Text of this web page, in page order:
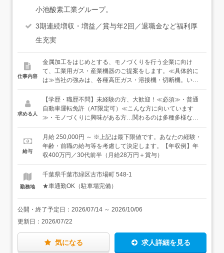
小池酸素工業グループ。
3期連続増収・増益／賞与年2回／退職金など福利厚
生充実
仕事内容
金属加工をはじめとする、モノづくりを行う企業に向け
て、工業用ガス・産業機器のご提案をします。≪具体的に
は≫当社の強みは、各種高圧ガス・溶接機・切断機。いず
れも金属を切る・曲げる・溶接する際に必要となるもので
す。扱う製品は、切断機において業界トップクラスのシェ
アを誇る「小池酸素工業」（グループ会社）を中心に、各
メーカー様とお取引をしています。営業担当は、お付き合
いか確認をしたり、現場でのお困りごとをヒアリングして
新たな製品を提案したりします。高圧ガスや大きな製品は
専門スタッフが配送しますが、1人で運べる製品であれ
にて）先輩スタッフと同行しながら、お客様とのコミュニ
ケーションの取り方や提案の仕方を学び、独り立ちを目指
します。★担当する先は、配属の支店・営業所の近隣市町
村。千葉県を縦断するような長距離運転はありません。★
独り立ち後も周りの先輩がいつでもフォローします。★ほ
とんどが既存のお客様で、新規の場合は紹介からの関係性
構築がメインとなります。
求める人
【学歴・職歴不問】未経験の方、大歓迎！≪必須≫・普通
自動車運転免許（AT限定可）≪こんな方に向いています
≫・モノづくりに興味がある方…関わるのは多種多様な製
造業のお得意先様。作っているものに興味があれば、どん
どん成長できます。・ガツガツ営業よりも、コツコツと安
定して働きたい方・車の運転が好きな方（長距離運転はあ
りませんが、社用車を使って移動をします）
給与
月給 250,000円 ～ ※上記は最下限値です。あなたの経験・
年齢・前職の給与等を考慮して決定します。【年収例】年
収400万円／30代前半（月給28万円＋賞与）
勤務地
千葉県千葉市緑区古市場町 548-1
★車通勤OK（駐車場完備）
公開・終了予定日： 2026/07/14 ～ 2026/10/06
更新日： 2026/07/22
気になる 求人詳細を見る